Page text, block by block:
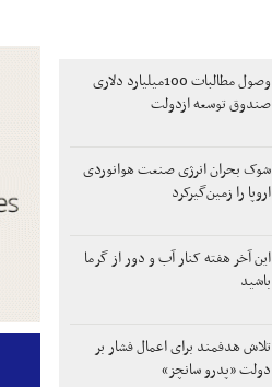
وصول مطالبات 100میلیارد دلاری
صندوق توسعه ازدولت
شوک بحران انرژی صنعت هوانوردی
اروپا را زمین‌گیر‌کرد
این آخر هفته کنار آب و دور از گرما
باشید
تلاش هدفمند برای اعمال فشار بر
دولت «پدرو سانچز»